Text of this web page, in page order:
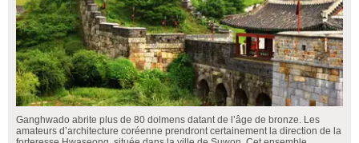
Ganghwado abrite plus de 80 dolmens datant de l’âge de bronze. Les
amateurs d’architecture coréenne prendront certainement la direction de la